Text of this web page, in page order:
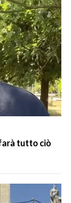
farà tutto ciò